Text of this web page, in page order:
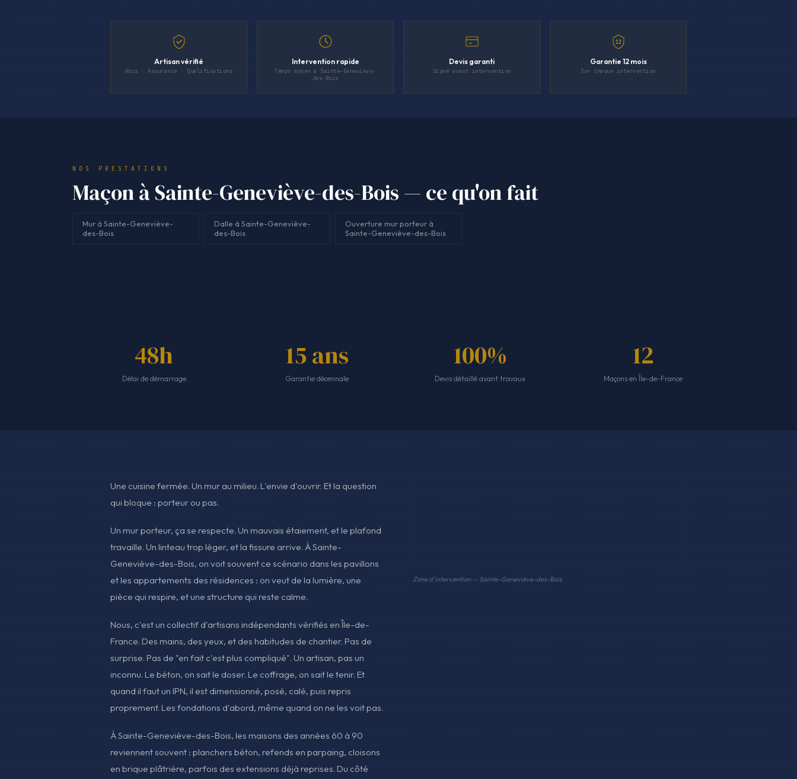
Artisan vérifié
Kbis · Assurance · Qualifications
Intervention rapide
Temps moyen à Sainte-Geneviève-
des-Bois
Devis garanti
Signé avant intervention
12
Garantie 12 mois
Sur chaque intervention
NOS PRESTATIONS
Maçon à Sainte-Geneviève-des-Bois — ce qu'on fait
Mur à Sainte-Geneviève-
des-Bois
Dalle à Sainte-Geneviève-
des-Bois
Ouverture mur porteur à
Sainte-Geneviève-des-Bois
48h
Délai de démarrage
15 ans
Garantie décennale
100%
Devis détaillé avant travaux
12
Maçons en Île-de-France
Une cuisine fermée. Un mur au milieu. L'envie d'ouvrir. Et la question
qui bloque : porteur ou pas.
Un mur porteur, ça se respecte. Un mauvais étaiement, et le plafond
travaille. Un linteau trop léger, et la fissure arrive. À Sainte-
Geneviève-des-Bois, on voit souvent ce scénario dans les pavillons
et les appartements des résidences : on veut de la lumière, une
pièce qui respire, et une structure qui reste calme.
Nous, c'est un collectif d'artisans indépendants vérifiés en Île-de-
France. Des mains, des yeux, et des habitudes de chantier. Pas de
surprise. Pas de "en fait c'est plus compliqué". Un artisan, pas un
inconnu. Le béton, on sait le doser. Le coffrage, on sait le tenir. Et
quand il faut un IPN, il est dimensionné, posé, calé, puis repris
proprement. Les fondations d'abord, même quand on ne les voit pas.
À Sainte-Geneviève-des-Bois, les maisons des années 60 à 90
reviennent souvent : planchers béton, refends en parpaing, cloisons
en brique plâtrière, parfois des extensions déjà reprises. Du côté
Zone d'intervention — Sainte-Geneviève-des-Bois